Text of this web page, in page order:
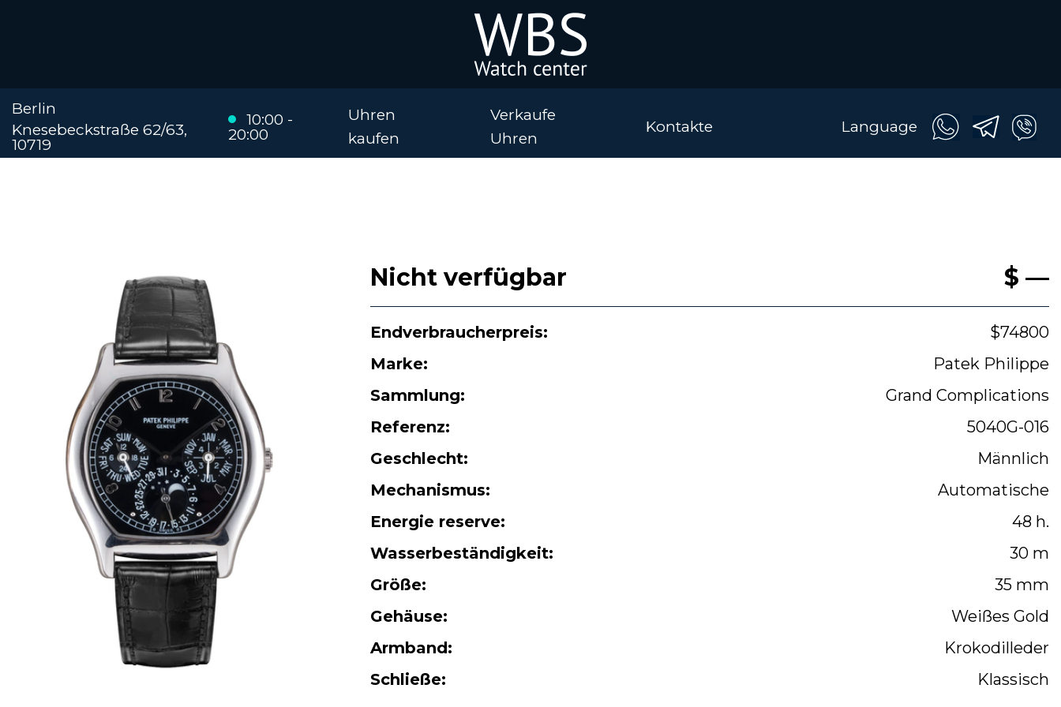
Uhren
kaufen
Verkaufe
Uhren
Kontakte
Berlin
Knesebeckstraße 62/63,
10719
10:00 -
20:00
Language
Nicht verfügbar $ —
Endverbraucherpreis:
$74800
Marke:
Patek Philippe
Sammlung:
Grand Complications
Referenz:
5040G-016
Geschlecht:
Männlich
Mechanismus:
Automatische
Energie reserve:
48 h.
Wasserbeständigkeit:
30 m
Größe:
35 mm
Gehäuse:
Weißes Gold
Armband:
Krokodilleder
Schließe:
Klassisch